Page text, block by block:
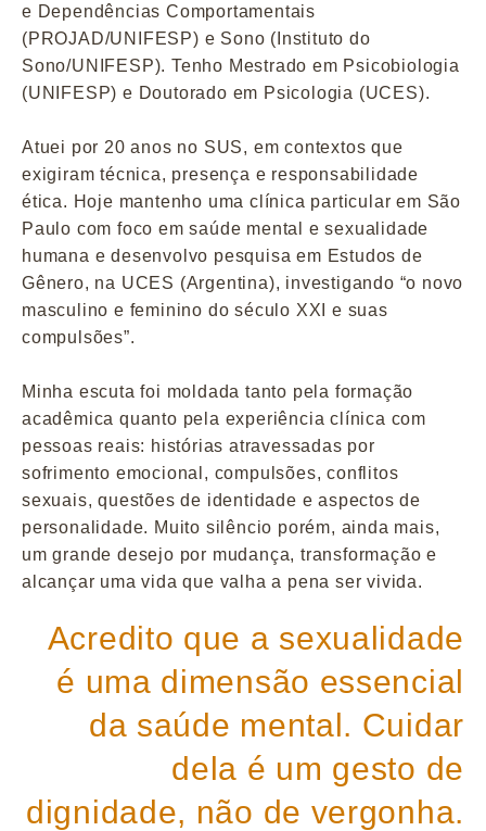
e Dependências Comportamentais
(PROJAD/UNIFESP) e Sono (Instituto do
Sono/UNIFESP). Tenho Mestrado em Psicobiologia
(UNIFESP) e Doutorado em Psicologia (UCES).
Atuei por 20 anos no SUS, em contextos que
exigiram técnica, presença e responsabilidade
ética. Hoje mantenho uma clínica particular em São
Paulo com foco em saúde mental e sexualidade
humana e desenvolvo pesquisa em Estudos de
Gênero, na UCES (Argentina), investigando “o novo
masculino e feminino do século XXI e suas
compulsões”.
Minha escuta foi moldada tanto pela formação
acadêmica quanto pela experiência clínica com
pessoas reais: histórias atravessadas por
sofrimento emocional, compulsões, conflitos
sexuais, questões de identidade e aspectos de
personalidade. Muito silêncio porém, ainda mais,
um grande desejo por mudança, transformação e
alcançar uma vida que valha a pena ser vivida.
Acredito que a sexualidade
é uma dimensão essencial
da saúde mental. Cuidar
dela é um gesto de
dignidade, não de vergonha.